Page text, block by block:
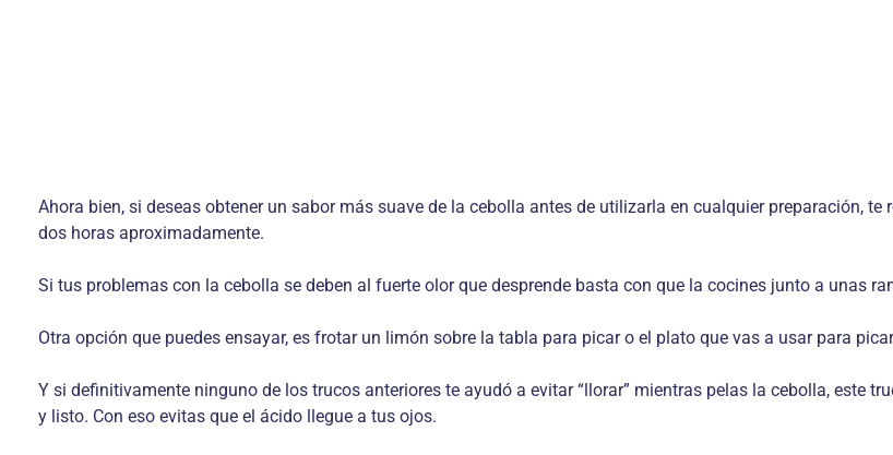
Ahora bien, si deseas obtener un sabor más suave de la cebolla antes de utilizarla en cualquier preparación,
dos horas aproximadamente.
Si tus problemas con la cebolla se deben al fuerte olor que desprende basta con que la cocines junto a unas
Otra opción que puedes ensayar, es frotar un limón sobre la tabla para picar o el plato que vas a usar para
Y si definitivamente ninguno de los trucos anteriores te ayudó a evitar “llorar” mientras pelas la cebolla, este
y listo. Con eso evitas que el ácido llegue a tus ojos.